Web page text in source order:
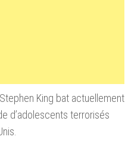
King bat actuellement
d’adolescents terrorisés